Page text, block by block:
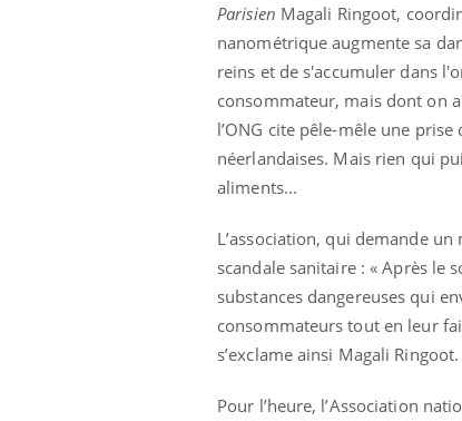
Parisien Magali Ringoot,
nanométrique augmente sa
reins et de s'accumuler dans
consommateur, mais dont on
l’ONG cite pêle-mêle une
néerlandaises. Mais rien qui
aliments...
L’association, qui demande
scandale sanitaire : « Après le
substances dangereuses qui
consommateurs tout en leur
s’exclame ainsi Magali Ringoot.
Pour l’heure, l’Association